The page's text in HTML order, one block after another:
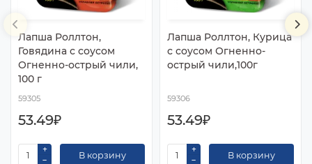
Лапша Роллтон,
Говядина с соусом
Огненно-острый чили,
100 г
59305
53.49₽
В корзину
Лапша Роллтон, Курица
с соусом Огненно-
острый чили,100г
59306
53.49₽
В корзину